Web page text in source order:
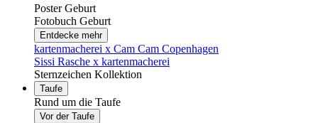
Poster Geburt
Fotobuch Geburt
Entdecke mehr
kartenmacherei x Cam Cam Copenhagen
Sissi Rasche x kartenmacherei
Sternzeichen Kollektion
Taufe
Rund um die Taufe
Vor der Taufe